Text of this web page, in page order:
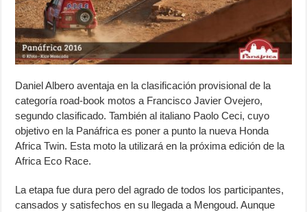
Daniel Albero aventaja en la clasificación provisional de la
categoría road-book motos a Francisco Javier Ovejero,
segundo clasificado. También al italiano Paolo Ceci, cuyo
objetivo en la Panáfrica es poner a punto la nueva Honda
Africa Twin. Esta moto la utilizará en la próxima edición de la
Africa Eco Race.
La etapa fue dura pero del agrado de todos los participantes,
cansados y satisfechos en su llegada a Mengoud. Aunque